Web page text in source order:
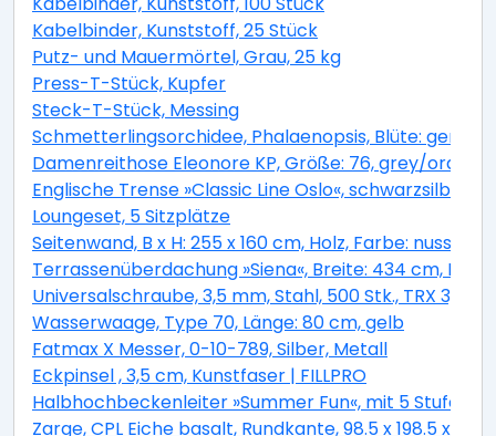
Kabelbinder, Kunststoff, 25 Stück
Putz- und Mauermörtel, Grau, 25 kg
Press-T-Stück, Kupfer
Steck-T-Stück, Messing
Schmetterlingsorchidee, Phalaenopsis, Blüte:
Damenreithose Eleonore KP, Größe: 76, grey/orange
Englische Trense »Classic Line Oslo«, schwarzsilber,
Loungeset, 5 Sitzplätze
Seitenwand, B x H: 255 x 160 cm, Holz, Farbe:
Terrassenüberdachung »Siena«, Breite: 434 cm,
Universalschraube, 3,5 mm, Stahl, 500 Stk., TRX
Wasserwaage, Type 70, Länge: 80 cm, gelb
Fatmax X Messer, 0-10-789, Silber, Metall
Eckpinsel , 3,5 cm, Kunstfaser | FILLPRO
Halbhochbeckenleiter »Summer Fun«, mit 5 Stufen,
Zarge, CPL Eiche basalt, Rundkante, 98.5 x 198.5 x 33